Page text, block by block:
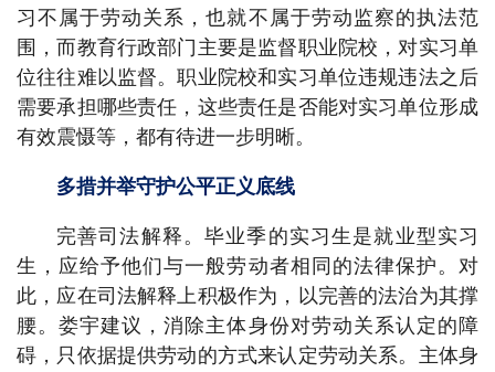
习不属于劳动关系，也就不属于劳动监察的执法范
围，而教育行政部门主要是监督职业院校，对实习单
位往往难以监督。职业院校和实习单位违规违法之后
需要承担哪些责任，这些责任是否能对实习单位形成
有效震慑等，都有待进一步明晰。
多措并举守护公平正义底线
完善司法解释。毕业季的实习生是就业型实习
生，应给予他们与一般劳动者相同的法律保护。对
此，应在司法解释上积极作为，以完善的法治为其撑
腰。娄宇建议，消除主体身份对劳动关系认定的障
碍，只依据提供劳动的方式来认定劳动关系。主体身